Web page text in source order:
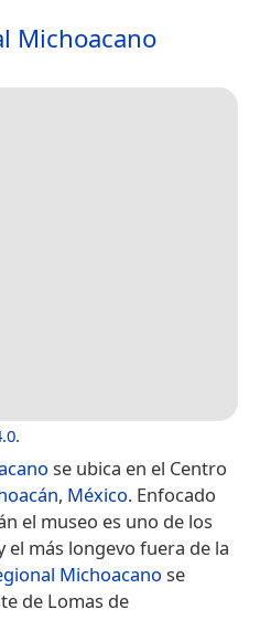
Michoacano
.
se ubica en el Centro
, México. Enfocado
el museo es uno de los
el más longevo fuera de la
Michoacano se
de Lomas de